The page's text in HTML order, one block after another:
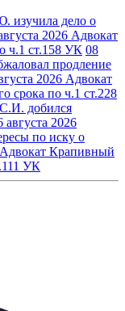
изучила дело о
2026 Адвокат
ч.1 ст.158 УК 08
продление
2026 Адвокат
срока по ч.1 ст.228
добился
августа 2026
по иску о
Адвокат Крапивный
УК